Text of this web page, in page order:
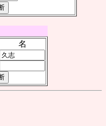
名